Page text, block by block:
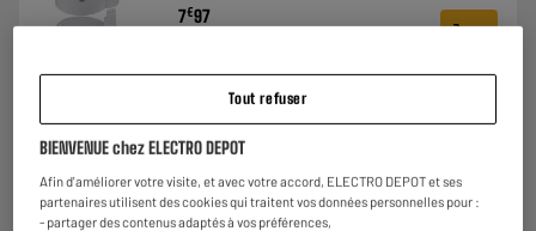
★★★★★
★★★★★
Comparer
7€97
Tout refuser
BIENVENUE chez ELECTRO DEPOT
Afin d'améliorer votre visite, et avec votre accord, ELECTRO DEPOT et ses
partenaires utilisent des cookies qui traitent vos données personnelles pour :
- partager des contenus adaptés à vos préférences,